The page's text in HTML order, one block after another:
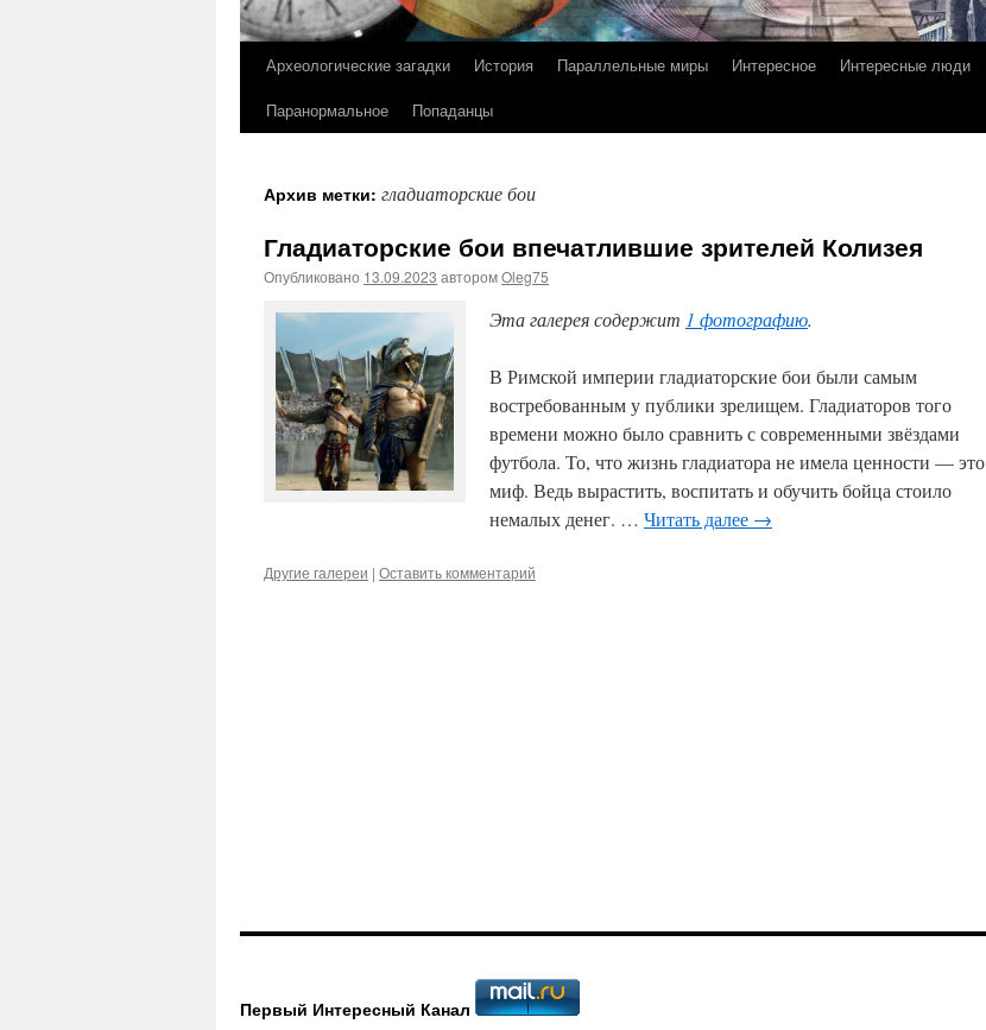
Перейти
Археологические загадки История Параллельные миры Интересное Интересные люди
Паранормальное
Попаданцы
Архив метки: гладиаторские бои
Гладиаторские бои впечатлившие зрителей Колизея
Опубликовано 13.09.2023 авторомOleg75
Эта галерея содержит 1 фотографию.
В Римской империи гладиаторские бои были самым
востребованным у публики зрелищем. Гладиаторов того
времени можно было сравнить с современными звёздами
футбола. То, что жизнь гладиатора не имела ценности — это
миф. Ведь вырастить, воспитать и обучить бойца стоило
немалых денег. … Читать далее →
Другие галереи | Оставить комментарий
Первый Интересный Канал